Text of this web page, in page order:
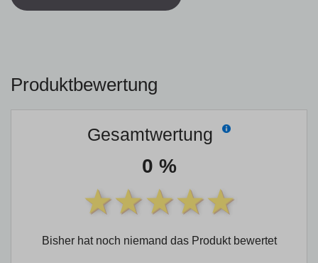
Produktbewertung
Gesamtwertung
0 %
Bisher hat noch niemand das Produkt bewertet